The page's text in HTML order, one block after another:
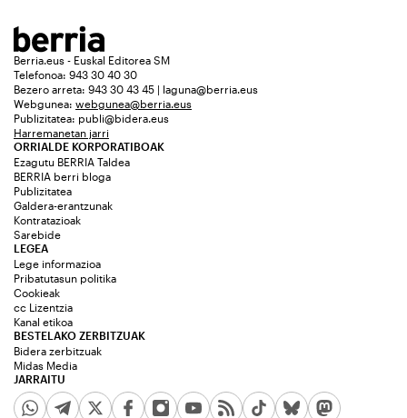
Berria.eus - Euskal Editorea SM
Telefonoa: 943 30 40 30
Bezero arreta: 943 30 43 45 | laguna@berria.eus
Webgunea: webgunea@berria.eus
Publizitatea: publi@bidera.eus
Harremanetan jarri
ORRIALDE KORPORATIBOAK
Ezagutu BERRIA Taldea
BERRIA berri bloga
Publizitatea
Galdera-erantzunak
Kontratazioak
Sarebide
JARRAITU
LEGEA
Lege informazioa
Pribatutasun politika
Cookieak
cc Lizentzia
Kanal etikoa
BESTELAKO ZERBITZUAK
Bidera zerbitzuak
Midas Media